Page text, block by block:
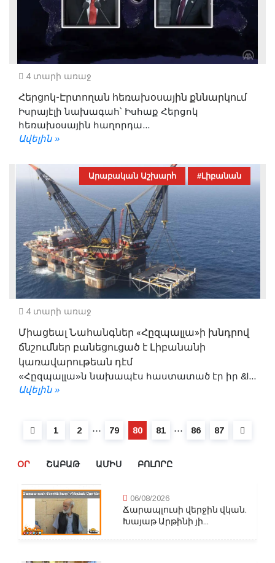
4 տարի առաջ
Հերցոկ-Էրտողան հեռախօսային քննարկում
Իսրայէլի նախագահ՝ Իսհաք Հերցոկ
հեռախօսային հաղորդա...
Ավելին »
Արաբական Աշխարհ #Լիբանան
4 տարի առաջ
Միացեալ Նահանգներ «Հըզպալլա»ի խնդրով
ճնշումներ բանեցուցած է Լիբանանի
կառավարութեան դէմ
«Հըզպալլա»ն նախապէս հաստատած էր իր &l...
Ավելին »
1 2 ⋯ 79 80 81 ⋯ 86 87
ՕՐ ՇԱԲԱԹ ԱՄԻՍ ԲՈԼՈՐԸ
06/08/2026
Ճարապլուսի վերջին վկան.
Խայաթ Արթինի յի...